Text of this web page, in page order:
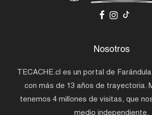
Nosotros
TECACHE.cl es un portal de
con más de 13 años de trayectoria.
tenemos 4 millones de visitas, que
medio independiente.